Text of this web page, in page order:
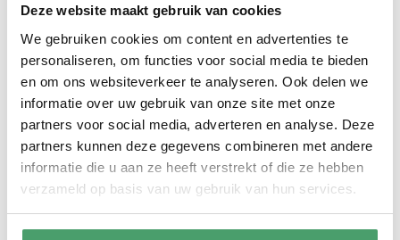
Deze website maakt gebruik van cookies
We gebruiken cookies om content en advertenties te
personaliseren, om functies voor social media te bieden
en om ons websiteverkeer te analyseren. Ook delen we
informatie over uw gebruik van onze site met onze
partners voor social media, adverteren en analyse. Deze
partners kunnen deze gegevens combineren met andere
informatie die u aan ze heeft verstrekt of die ze hebben
verzameld op basis van uw gebruik van hun services.
Duurzaam
We verpakken onze producten zorgvuldig
en duurzaam met hergebruikt karton en
papier.Vanaf € 55,-wordt jouw bestelling
ook nog eens helemaalgratis verzonden.
Goede waardering